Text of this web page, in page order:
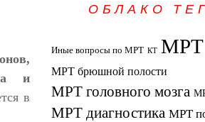
и
в
ОБЛАКО
Иные вопросы по МРТ КТ МРТ
МРТ брюшной полости
МРТ головного мозга
МРТ диагностика МРТ